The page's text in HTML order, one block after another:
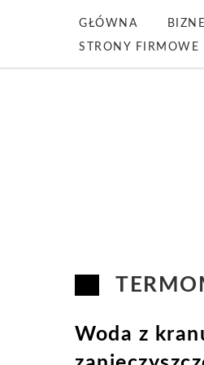
GŁÓWNA
STRONY FIRMOWE
Woda z